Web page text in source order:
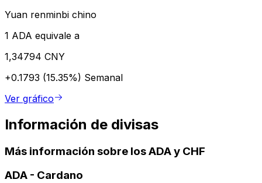
Yuan renminbi chino
1 ADA equivale a
1,34794 CNY
+0.1793 (15.35%) Semanal
Ver gráfico
Información de divisas
Más información sobre los ADA y CHF
ADA - Cardano